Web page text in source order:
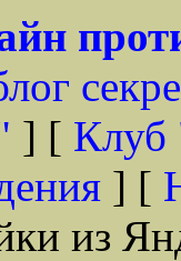
] [ Клуб
] [
из